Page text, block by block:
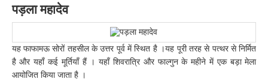
पड़ला महादेव
यह फाफामऊ सोरों तहसील के उत्तर पूर्व में स्थित है ।यह पूरी तरह से पत्थर से निर्मित
है और यहाँ कई मूर्तियाँ हैं । यहाँ शिवरात्रि और फाल्गुन के महीने में एक बड़ा मेला
आयोजित किया जाता है ।